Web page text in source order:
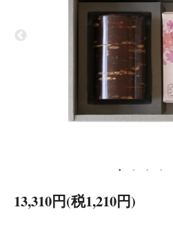
13,310円(税1,210円)